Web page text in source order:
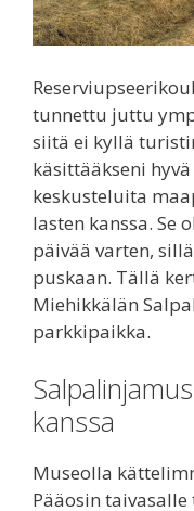
tunnettu juttu
siitä ei kyllä
käsittääkseni
keskusteluita
lasten kanssa. Se
päivää varten,
puskaan. Tällä
Miehikkälän
parkkipaikka.
kanssa
Museolla
Pääosin